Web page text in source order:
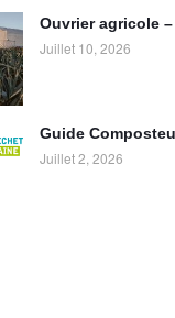
Ouvrier agricole –
Juillet 10, 2026
Guide
Juillet 2, 2026